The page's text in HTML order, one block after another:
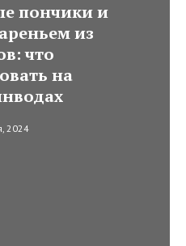
пончики и
из
что
на
2024